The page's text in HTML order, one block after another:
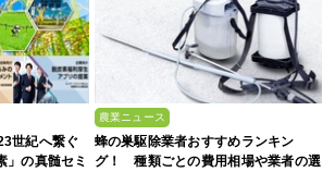
世紀へ繋ぐ
」の真髄セミ
農業ニュース
蜂の巣駆除業者おすすめランキン
グ！ 種類ごとの費用相場や業者の選